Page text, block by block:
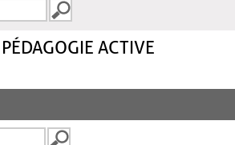
ACTIVE